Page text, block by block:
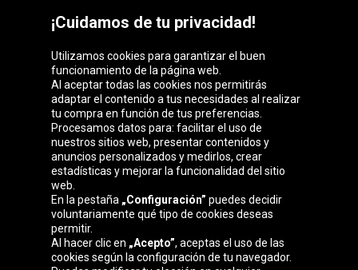
Grupo Oponeo
Belgique
republika
France Italia Magyarország Nederland
¡Cuidamos de tu privacidad!
Utilizamos cookies para garantizar el buen
funcionamiento de la página web.
Al aceptar todas las cookies nos permitirás
adaptar el contenido a tus necesidades al realizar
tu compra en función de tus preferencias.
Procesamos datos para: facilitar el uso de
nuestros sitios web, presentar contenidos y
anuncios personalizados y medirlos, crear
estadísticas y mejorar la funcionalidad del sitio
web.
En la pestaña „Configuración” puedes decidir
voluntariamente qué tipo de cookies deseas
permitir.
Al hacer clic en „Acepto”, aceptas el uso de las
cookies según la configuración de tu navegador.